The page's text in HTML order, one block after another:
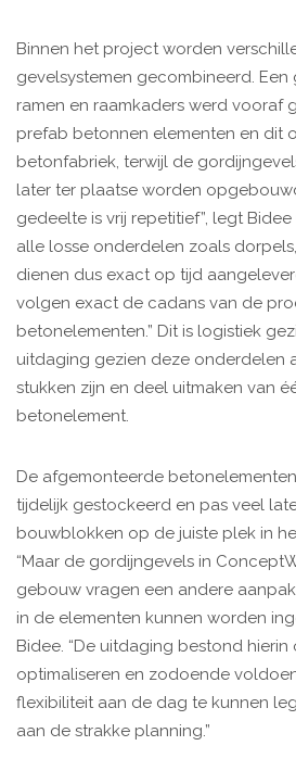
Binnen het project worden
gevelsystemen gecombineerd.
ramen en raamkaders werd vooraf
prefab betonnen elementen en dit
betonfabriek, terwijl de
later ter plaatse worden
gedeelte is vrij repetitief”, legt
alle losse onderdelen zoals
dienen dus exact op tijd
volgen exact de cadans van de
betonelementen.” Dit is logistiek
uitdaging gezien deze onderdelen
stukken zijn en deel uitmaken van
betonelement.
De afgemonteerde
tijdelijk gestockeerd en pas veel
bouwblokken op de juiste plek in
“Maar de gordijngevels in
gebouw vragen een andere
in de elementen kunnen worden
Bidee. “De uitdaging bestond
optimaliseren en zodoende
flexibiliteit aan de dag te kunnen
aan de strakke planning.”